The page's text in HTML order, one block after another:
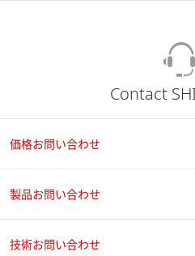
Contact
価格お問い合わせ
製品お問い合わせ
技術お問い合わせ